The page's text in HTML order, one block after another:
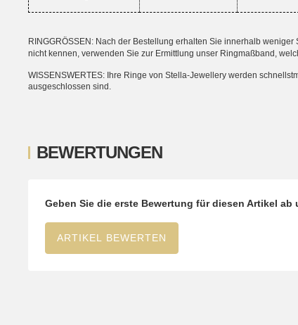
RINGGRÖSSEN: Nach der Bestellung erhalten Sie innerhalb
nicht kennen, verwenden Sie zur Ermittlung unser Ringmaßband,
WISSENSWERTES: Ihre Ringe von Stella-Jewellery werden
ausgeschlossen sind.
BEWERTUNGEN
Geben Sie die erste Bewertung für diesen Artikel
ARTIKEL BEWERTEN